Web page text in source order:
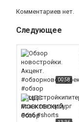
Комментариев нет.
Следующее
00:58